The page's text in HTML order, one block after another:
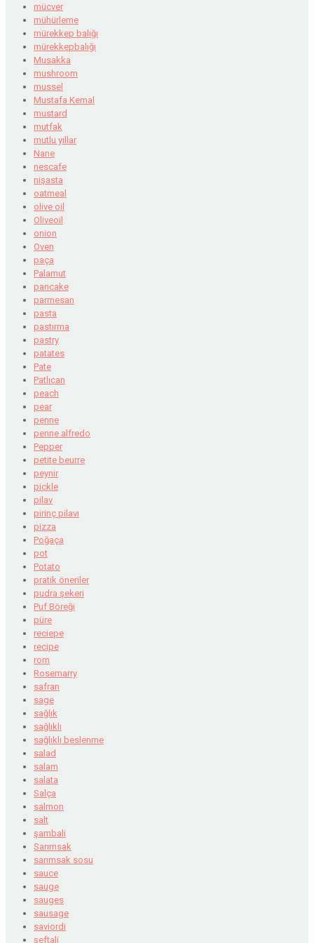
mücver
mühürleme
mürekkep balığı
mürekkepbalığı
Musakka
mushroom
mussel
Mustafa Kemal
mustard
mutfak
mutlu yıllar
Nane
nescafe
nişasta
oatmeal
olive oil
Oliveoil
onion
Oven
paça
Palamut
pancake
parmesan
pasta
pastırma
pastry
patates
Pate
Patlıcan
peach
pear
penne
penne alfredo
Pepper
petite beurre
peynir
pickle
pilav
pirinç pilavı
pizza
Poğaça
pot
Potato
pratik öneriler
pudra şekeri
Puf Böreği
püre
reciepe
recipe
rom
Rosemarry
safran
sage
sağlık
sağlıklı
sağlıklı beslenme
salad
salam
salata
Salça
salmon
salt
şambali
Sarımsak
sarımsak sosu
sauce
sauge
sauges
sausage
saviordi
şeftali